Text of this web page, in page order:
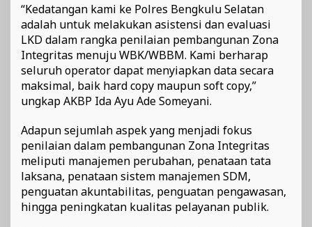
“Kedatangan kami ke Polres Bengkulu Selatan
adalah untuk melakukan asistensi dan evaluasi
LKD dalam rangka penilaian pembangunan Zona
Integritas menuju WBK/WBBM. Kami berharap
seluruh operator dapat menyiapkan data secara
maksimal, baik hard copy maupun soft copy,”
ungkap AKBP Ida Ayu Ade Someyani.
Adapun sejumlah aspek yang menjadi fokus
penilaian dalam pembangunan Zona Integritas
meliputi manajemen perubahan, penataan tata
laksana, penataan sistem manajemen SDM,
penguatan akuntabilitas, penguatan pengawasan,
hingga peningkatan kualitas pelayanan publik.